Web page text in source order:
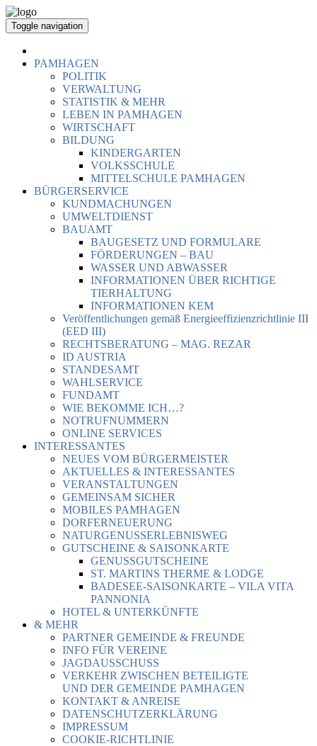
Toggle navigation
PAMHAGEN
POLITIK
VERWALTUNG
STATISTIK & MEHR
LEBEN IN PAMHAGEN
WIRTSCHAFT
BILDUNG
KINDERGARTEN
VOLKSSCHULE
MITTELSCHULE PAMHAGEN
BÜRGERSERVICE
KUNDMACHUNGEN
UMWELTDIENST
BAUAMT
BAUGESETZ UND FORMULARE
FÖRDERUNGEN – BAU
WASSER UND ABWASSER
INFORMATIONEN ÜBER RICHTIGE
TIERHALTUNG
INFORMATIONEN KEM
Veröffentlichungen gemäß Energieeffizienzrichtlinie III
(EED III)
RECHTSBERATUNG – MAG. REZAR
ID AUSTRIA
STANDESAMT
WAHLSERVICE
FUNDAMT
WIE BEKOMME ICH…?
NOTRUFNUMMERN
ONLINE SERVICES
INTERESSANTES
NEUES VOM BÜRGERMEISTER
AKTUELLES & INTERESSANTES
VERANSTALTUNGEN
GEMEINSAM SICHER
MOBILES PAMHAGEN
DORFERNEUERUNG
NATURGENUSSERLEBNISWEG
GUTSCHEINE & SAISONKARTE
GENUSSGUTSCHEINE
ST. MARTINS THERME & LODGE
BADESEE-SAISONKARTE – VILA VITA
PANNONIA
HOTEL & UNTERKÜNFTE
& MEHR
PARTNER GEMEINDE & FREUNDE
INFO FÜR VEREINE
JAGDAUSSCHUSS
VERKEHR ZWISCHEN BETEILIGTE
UND DER GEMEINDE PAMHAGEN
KONTAKT & ANREISE
DATENSCHUTZERKLÄRUNG
IMPRESSUM
COOKIE-RICHTLINIE